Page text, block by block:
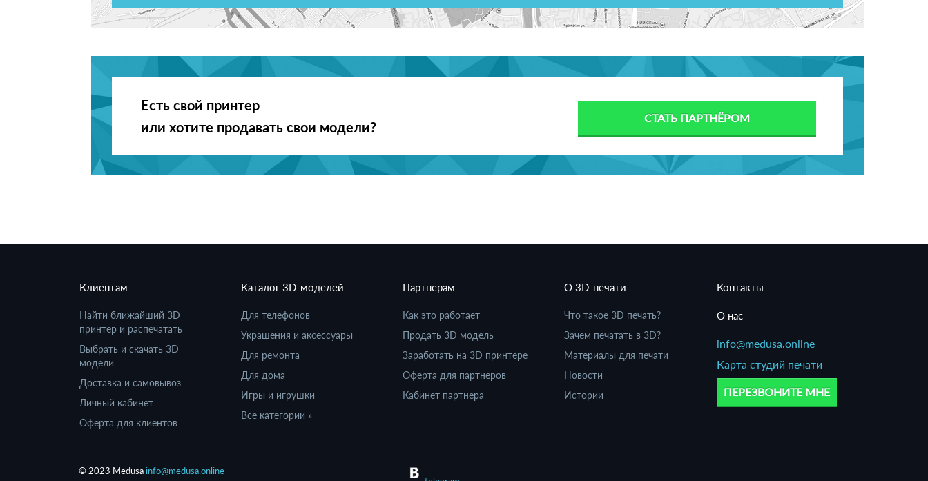
Есть свой принтер
или хотите продавать свои модели?
СТАТЬ ПАРТНЁРОМ
Клиентам
Найти ближайший 3D
принтер и распечатать
Выбрать и скачать 3D
модели
Доставка и самовывоз
Личный кабинет
Оферта для клиентов
Каталог 3D-моделей
Для телефонов
Украшения и аксессуары
Для ремонта
Для дома
Игры и игрушки
Все категории »
Партнерам
Как это работает
Продать 3D модель
Заработать на 3D принтере
Оферта для партнеров
Кабинет партнера
О 3D-печати
Что такое 3D печать?
Зачем печатать в 3D?
Материалы для печати
Новости
Истории
Контакты
О нас
info@medusa.online
Карта студий печати
ПЕРЕЗВОНИТЕ МНЕ
© 2023 Medusa info@medusa.online